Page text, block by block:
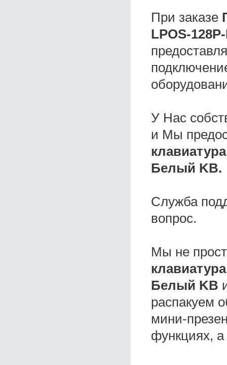
При заказе
LPOS-
У Нас
и Мы
Белый KB.
Служба
вопрос.
Мы не
Белый KB
распакуем
мини-
функциях,